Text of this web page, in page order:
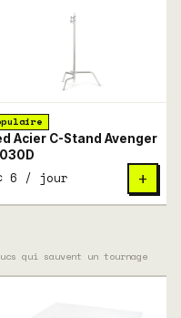
Acier C-Stand Avenger
6 / jour +
qui sauvent un tournage